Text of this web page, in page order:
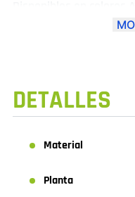
perfectamente el estilo
DETALLES
Material
Planta